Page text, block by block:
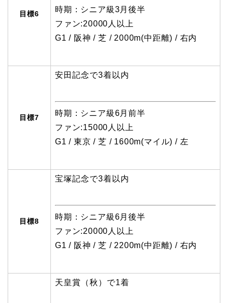
目標6
時期：シニア級3月後半
ファン:20000人以上
G1 / 阪神 / 芝 / 2000m(中距離) / 右内
目標7
安田記念で3着以内
時期：シニア級6月前半
ファン:15000人以上
G1 / 東京 / 芝 / 1600m(マイル) / 左
目標8
宝塚記念で3着以内
時期：シニア級6月後半
ファン:20000人以上
G1 / 阪神 / 芝 / 2200m(中距離) / 右内
天皇賞（秋）で1着